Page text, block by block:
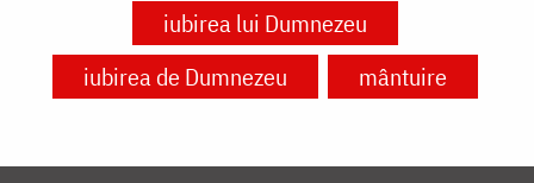
iubirea lui Dumnezeu
iubirea de Dumnezeu
mântuire